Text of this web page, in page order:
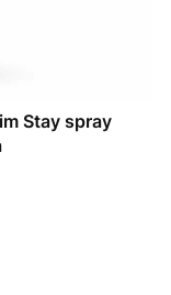
Stay spray